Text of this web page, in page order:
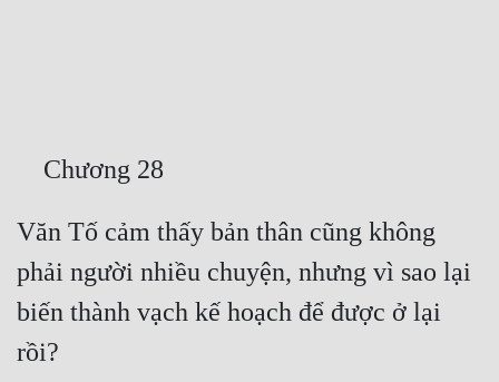
Truyện Convert
Truyện ngắn
Xa Lộ Dịch
Văn Tố cảm thấy bản thân cũng không
phải người nhiều chuyện, nhưng vì sao lại
biến thành vạch kế hoạch để được ở lại